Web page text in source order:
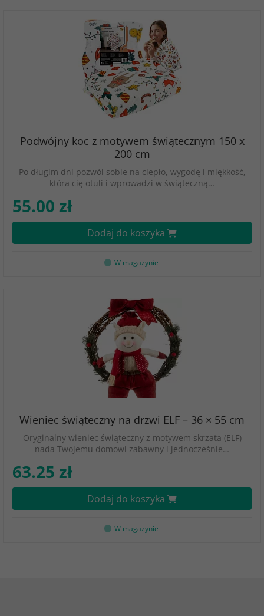
Podwójny koc z motywem świątecznym 150 x
200 cm
Po długim dni pozwól sobie na ciepło, wygodę i miękkość,
która cię otuli i wprowadzi w świąteczną…
55.00 zł
Dodaj do koszyka
W magazynie
Wieniec świąteczny na drzwi ELF – 36 × 55 cm
Oryginalny wieniec świąteczny z motywem skrzata (ELF)
nada Twojemu domowi zabawny i jednocześnie…
63.25 zł
Dodaj do koszyka
W magazynie